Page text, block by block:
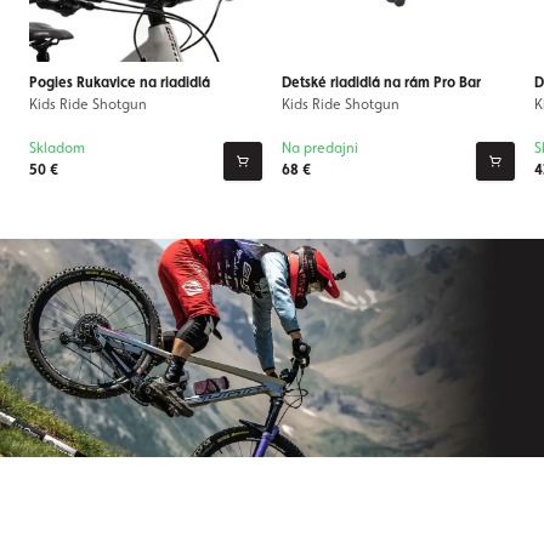
Pogies Rukavice na riadidlá
Kids Ride Shotgun
50 €
Skladom
Detské riadidlá na rám Pro Bar
Kids Ride Shotgun
68 €
Na predajni